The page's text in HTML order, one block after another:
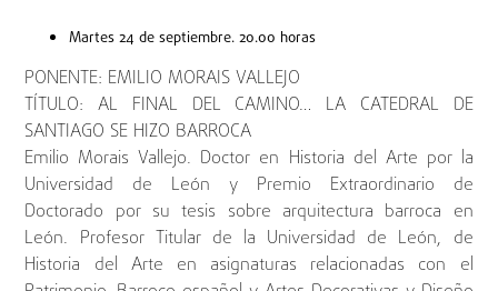
Martes 24 de septiembre. 20.00 horas
PONENTE: EMILIO MORAIS VALLEJO
TÍTULO: AL FINAL DEL CAMINO… LA CATEDRAL DE
SANTIAGO SE HIZO BARROCA
Emilio Morais Vallejo. Doctor en Historia del Arte por la
Universidad de León y Premio Extraordinario de
Doctorado por su tesis sobre arquitectura barroca en
León. Profesor Titular de la Universidad de León, de
Historia del Arte en asignaturas relacionadas con el